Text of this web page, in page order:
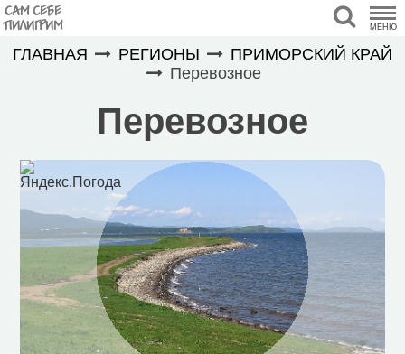
САМ СЕБЕ
ПИЛИГРИМ МЕНЮ
ГЛАВНАЯ РЕГИОНЫ
ПРИМОРСКИЙ КРАЙ
Перевозное
Перевозное